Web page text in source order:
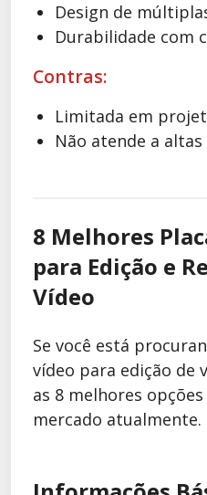
Design de
Durabilidade com
Contras:
Limitada em
Não atende a
8 Melhores
para Edição e
Vídeo
Se você está
vídeo para edição de
as 8 melhores
mercado atualmente.